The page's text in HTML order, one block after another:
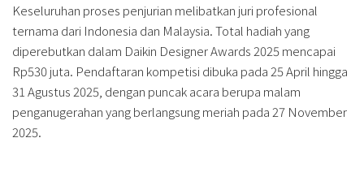
Keseluruhan proses penjurian melibatkan juri profesional
ternama dari Indonesia dan Malaysia. Total hadiah yang
diperebutkan dalam Daikin Designer Awards 2025 mencapai
Rp530 juta. Pendaftaran kompetisi dibuka pada 25 April hingga
31 Agustus 2025, dengan puncak acara berupa malam
penganugerahan yang berlangsung meriah pada 27 November
2025.